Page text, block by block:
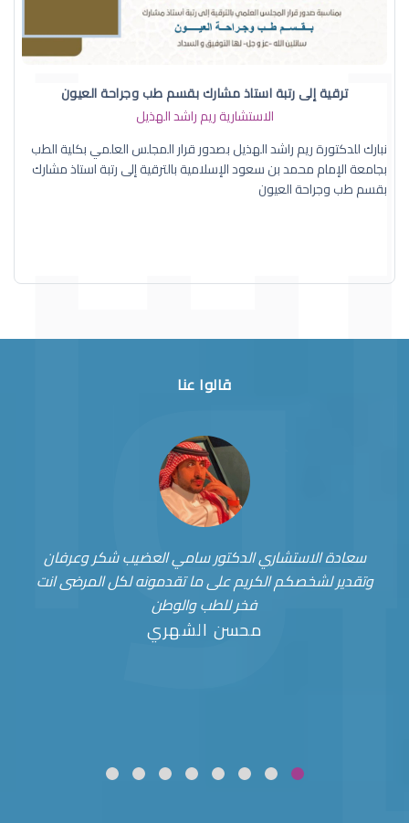
ترقية إلى رتبة استاذ مشارك بقسم طب وجراحة العيون
الاستشارية ريم راشد الهذيل
نبارك للدكتورة ريم راشد الهذيل بصدور قرار المجلس العلمي بكلية الطب
بجامعة الإمام محمد بن سعود الإسلامية بالترقية إلى رتبة استاذ مشارك
بقسم طب وجراحة العيون
قالوا عنا
سعادة الاستشاري الدكتور سامي العضيب شكر وعرفان
وتقدير لشخصكم الكريم على ما تقدمونه لكل المرضى انت
فخر للطب والوطن
محسن الشهري